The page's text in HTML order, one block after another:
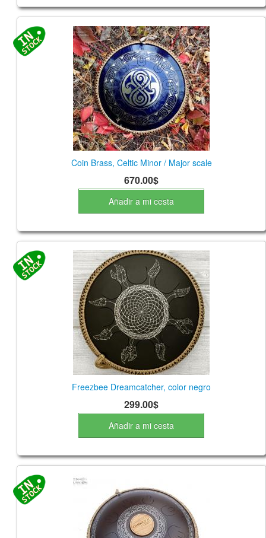
Coin Brass, Celtic Minor / Major scale
670.00$
Añadir a mi cesta
Freezbee Dreamcatcher, color negro
299.00$
Añadir a mi cesta